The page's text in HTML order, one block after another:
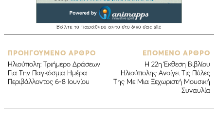
ΠΡΟΗΓΟΥΜΕΝΟ ΑΡΘΡΟ
Ηλιούπολη: Τριήμερο Δράσεων
Για Την Παγκόσμια Ημέρα
Περιβάλλοντος 6-8 Ιουνίου
ΕΠΟΜΕΝΟ ΑΡΘΡΟ
Η 22η Έκθεση Βιβλίου
Ηλιούπολης Ανοίγει Τις Πύλες
Της Με Μια Ξεχωριστή Μουσική
Συναυλία